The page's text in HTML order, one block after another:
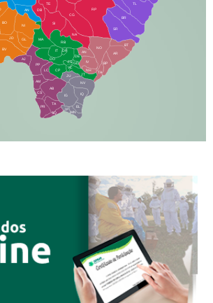
AN
TL
BR
SR
BT
AR
RP
CG
SI
NA
TA
NH
JT
RB
MA
IT
DR
DO
CP
JU
NV
IQ
EL
BO
NI
JD
BV
PP
AJ
LC
AM
AB
JP
DB
TE
CS
PR
TA
SQ
IG
MN
NO
BP
GL
AN
IV
FS
VC
GD
DE